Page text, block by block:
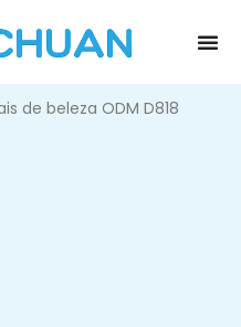
de beleza ODM D818